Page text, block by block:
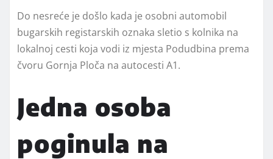
Do nesreće je došlo kada je osobni automobil
bugarskih registarskih oznaka sletio s kolnika na
lokalnoj cesti koja vodi iz mjesta Podudbina prema
čvoru Gornja Ploča na autocesti A1.
Jedna osoba
poginula na